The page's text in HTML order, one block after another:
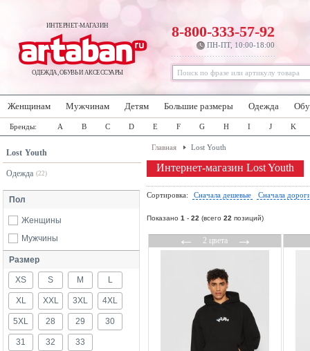
ИНТЕРНЕТ-МАГАЗИН
ОДЕЖДА, ОБУВЬ И АКСЕССУАРЫ
8-800-333-57-92
ПН-ПТ, 10:00-18:00
Женщинам Мужчинам Детям Большие размеры Одежда
Бренды: A B C D E F G H I J K
Lost Youth
Одежда (22)
Пол
Женщины
Мужчины
Размер
XS S M L
XL XXL 3XL 4XL
5XL 28 29 30
31 32 33
Главная Lost Youth
Интернет-магазин Lost Youth
Сортировка: Сначала дешевые Сначала
Показано 1 - 22 (всего 22 позиций)
←2 цвета→